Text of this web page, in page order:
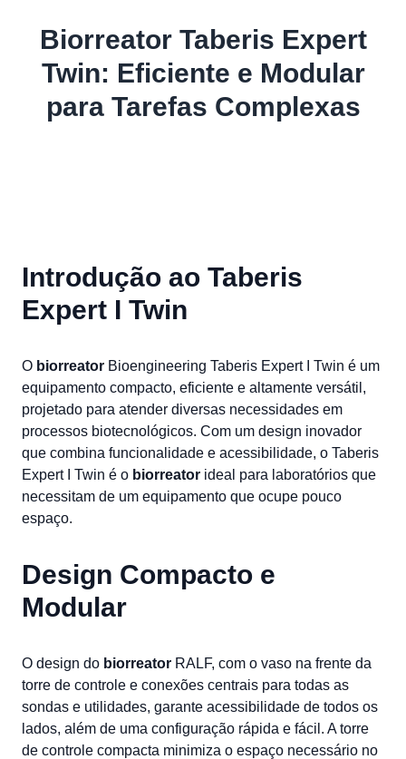
Biorreator Taberis Expert
Twin: Eficiente e Modular
para Tarefas Complexas
Introdução ao Taberis
Expert I Twin
O biorreator Bioengineering Taberis Expert I Twin é um
equipamento compacto, eficiente e altamente versátil,
projetado para atender diversas necessidades em
processos biotecnológicos. Com um design inovador
que combina funcionalidade e acessibilidade, o Taberis
Expert I Twin é o biorreator ideal para laboratórios que
necessitam de um equipamento que ocupe pouco
espaço.
Design Compacto e
Modular
O design do biorreator RALF, com o vaso na frente da
torre de controle e conexões centrais para todas as
sondas e utilidades, garante acessibilidade de todos os
lados, além de uma configuração rápida e fácil. A torre
de controle compacta minimiza o espaço necessário no